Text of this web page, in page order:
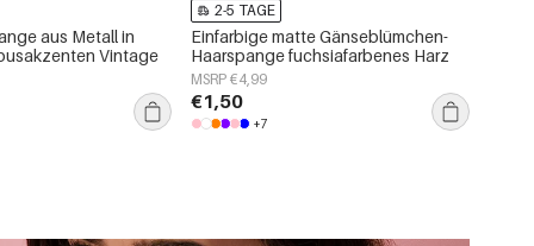
aus Metall in
Vintage
2-5 TAGE
Einfarbige matte Gänseblümchen-
Haarspange fuchsiafarbenes Harz
MSRP €4,99
€1,50
+7